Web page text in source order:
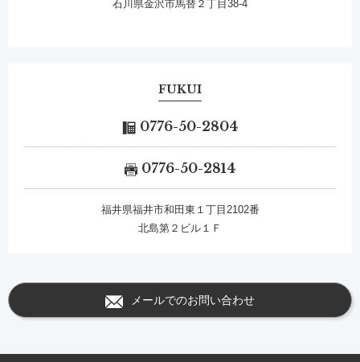
石川県金沢市馬替２丁目38-4
FUKUI
0776-50-2804
0776-50-2814
福井県福井市和田東１丁目2102番
北島第２ビル１Ｆ
メールでのお問い合わせ